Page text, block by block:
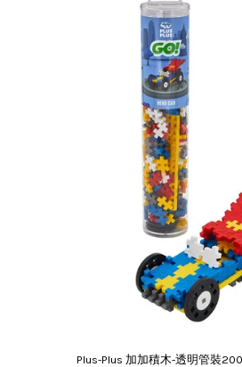
Plus-Plus 加加積木-透明管裝